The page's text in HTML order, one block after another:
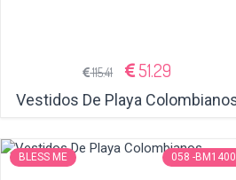
115.41 51.29
Vestidos De Playa
BLESS ME 058 -BM1400